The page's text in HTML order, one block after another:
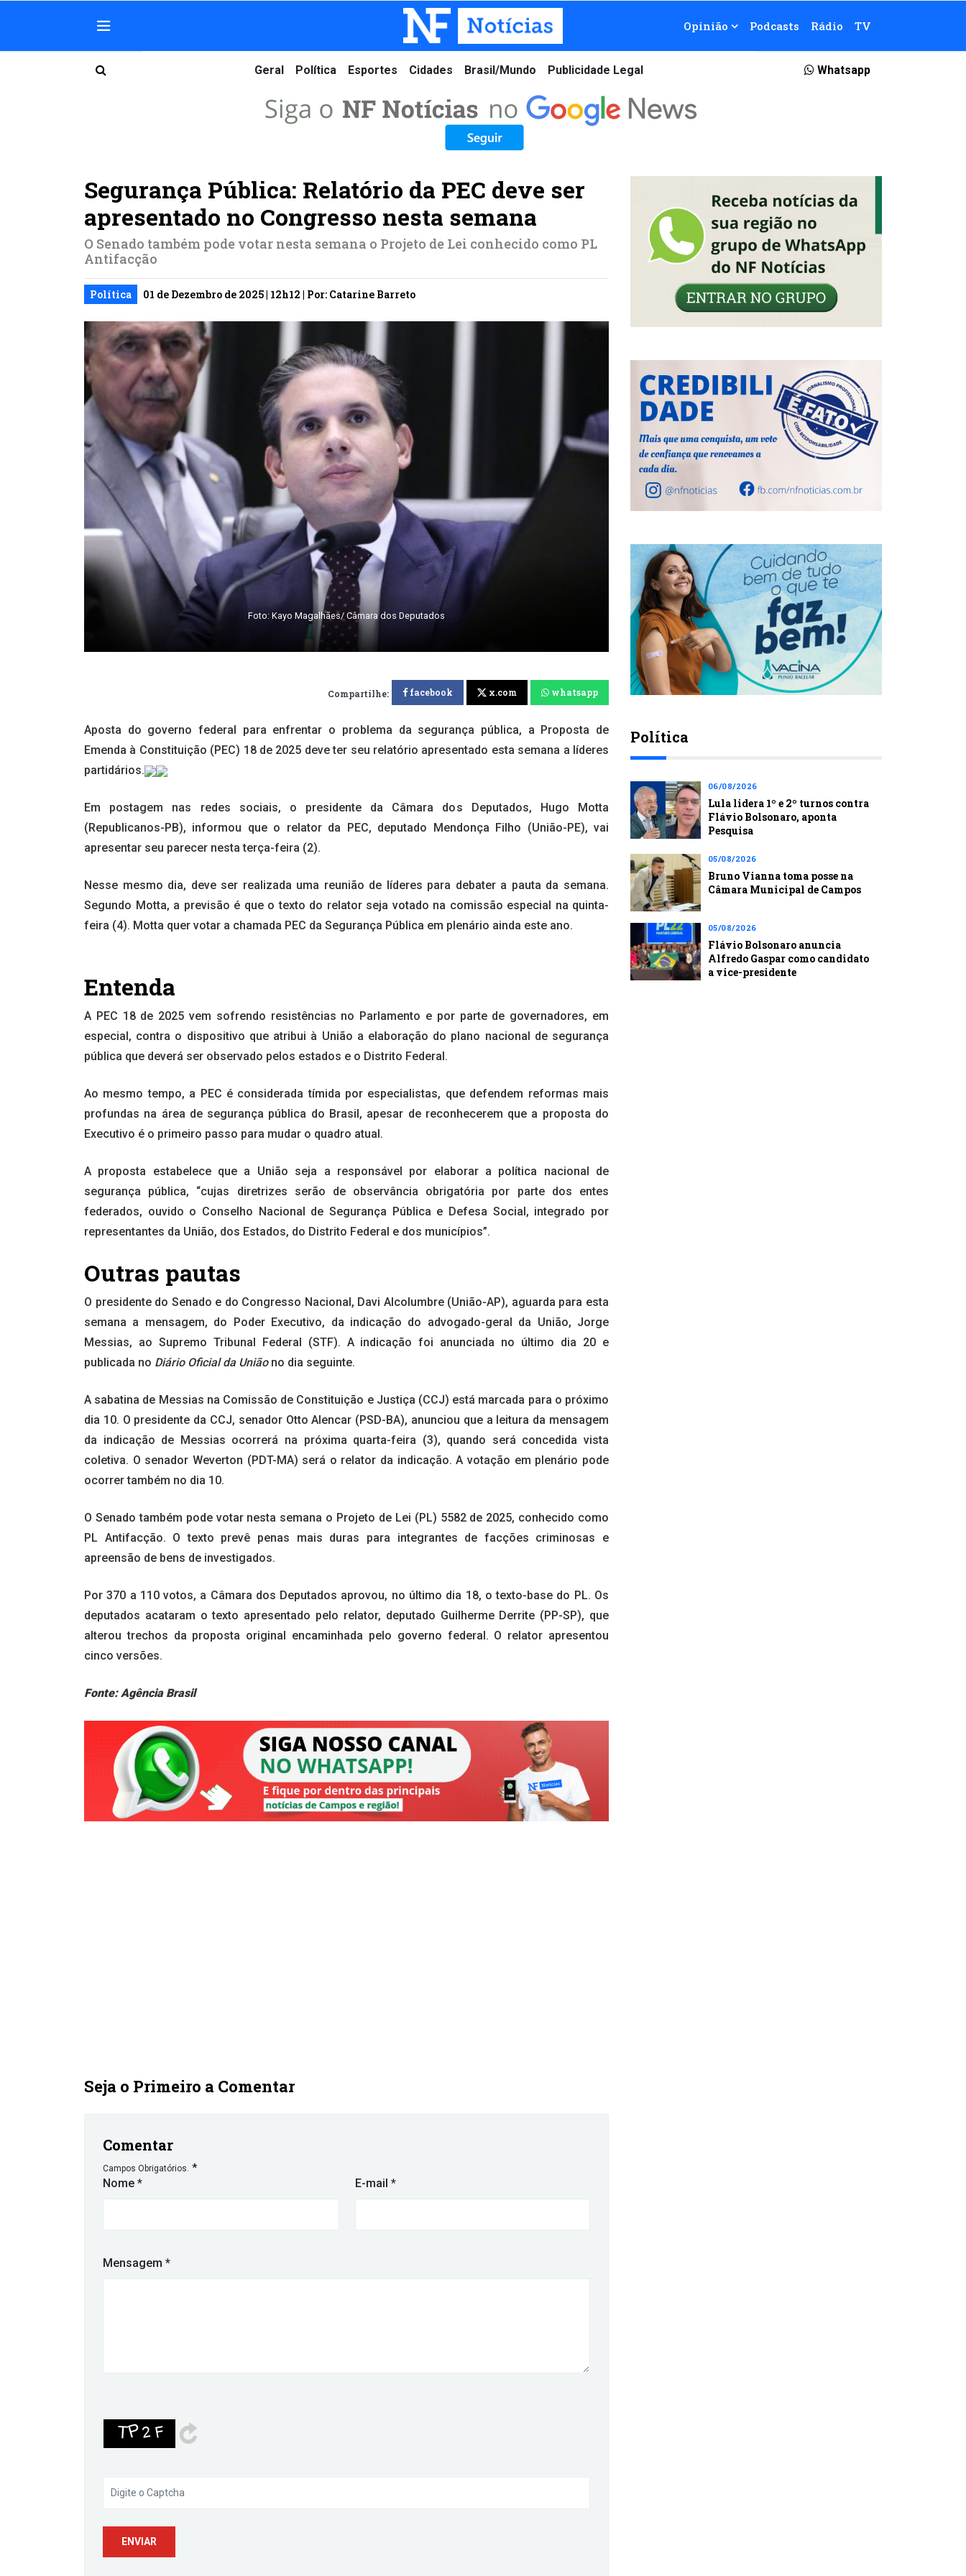
Opinião Podcasts Rádio TV
Geral Política Esportes Cidades Brasil/Mundo Publicidade Legal Whatsapp
Segurança Pública: Relatório da PEC deve ser
apresentado no Congresso nesta semana
O Senado também pode votar nesta semana o Projeto de Lei conhecido como PL
Antifacção
Política 01 de Dezembro de 2025 | 12h12 | Por: Catarine Barreto
Foto: Kayo Magalhães/ Câmara dos Deputados
Compartilhe: facebook x.com whatsapp
Aposta do governo federal para enfrentar o problema da segurança pública, a Proposta de
Emenda à Constituição (PEC) 18 de 2025 deve ter seu relatório apresentado esta semana a líderes
partidários.
Em postagem nas redes sociais, o presidente da Câmara dos Deputados, Hugo Motta
(Republicanos-PB), informou que o relator da PEC, deputado Mendonça Filho (União-PE), vai
apresentar seu parecer nesta terça-feira (2).
Nesse mesmo dia, deve ser realizada uma reunião de líderes para debater a pauta da semana.
Segundo Motta, a previsão é que o texto do relator seja votado na comissão especial na quinta-
feira (4). Motta quer votar a chamada PEC da Segurança Pública em plenário ainda este ano.
Entenda
A PEC 18 de 2025 vem sofrendo resistências no Parlamento e por parte de governadores, em
especial, contra o dispositivo que atribui à União a elaboração do plano nacional de segurança
pública que deverá ser observado pelos estados e o Distrito Federal.
Ao mesmo tempo, a PEC é considerada tímida por especialistas, que defendem reformas mais
profundas na área de segurança pública do Brasil, apesar de reconhecerem que a proposta do
Executivo é o primeiro passo para mudar o quadro atual.
A proposta estabelece que a União seja a responsável por elaborar a política nacional de
segurança pública, “cujas diretrizes serão de observância obrigatória por parte dos entes
federados, ouvido o Conselho Nacional de Segurança Pública e Defesa Social, integrado por
representantes da União, dos Estados, do Distrito Federal e dos municípios”.
Outras pautas
O presidente do Senado e do Congresso Nacional, Davi Alcolumbre (União-AP), aguarda para esta
semana a mensagem, do Poder Executivo, da indicação do advogado-geral da União, Jorge
Messias, ao Supremo Tribunal Federal (STF). A indicação foi anunciada no último dia 20 e
publicada no Diário Oficial da Uniãono dia seguinte.
A sabatina de Messias na Comissão de Constituição e Justiça (CCJ) está marcada para o próximo
dia 10. O presidente da CCJ, senador Otto Alencar (PSD-BA), anunciou que a leitura da mensagem
da indicação de Messias ocorrerá na próxima quarta-feira (3), quando será concedida vista
coletiva. O senador Weverton (PDT-MA) será o relator da indicação. A votação em plenário pode
ocorrer também no dia 10.
O Senado também pode votar nesta semana o Projeto de Lei (PL) 5582 de 2025, conhecido como
PL Antifacção. O texto prevê penas mais duras para integrantes de facções criminosas e
apreensão de bens de investigados.
Por 370 a 110 votos, a Câmara dos Deputados aprovou, no último dia 18, o texto-base do PL. Os
deputados acataram o texto apresentado pelo relator, deputado Guilherme Derrite (PP-SP), que
alterou trechos da proposta original encaminhada pelo governo federal. O relator apresentou
cinco versões.
Fonte: Agência Brasil
Seja o Primeiro a Comentar
Comentar
Campos Obrigatórios. *
Nome * E-mail *
Mensagem *
Política
06/08/2026
Lula lidera 1º e 2º turnos contra
Flávio Bolsonaro, aponta
Pesquisa
05/08/2026
Bruno Vianna toma posse na
Câmara Municipal de Campos
05/08/2026
Flávio Bolsonaro anuncia
Alfredo Gaspar como candidato
a vice-presidente